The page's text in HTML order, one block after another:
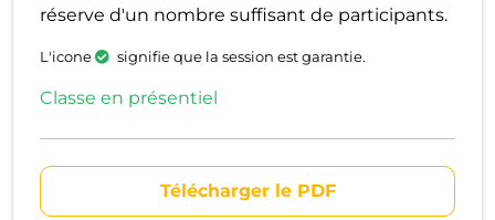
réserve d'un nombre suffisant de participants.
L'icone signifie que la session est garantie.
Classe en présentiel
Télécharger le PDF